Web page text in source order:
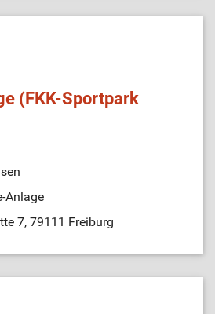
(FKK-Sportpark
Anlage
7, 79111 Freiburg